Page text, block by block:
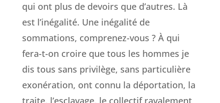
qui ont plus de devoirs que d’autres. Là
est l’inégalité. Une inégalité de
sommations, comprenez-vous ? À qui
fera-t-on croire que tous les hommes je
dis tous sans privilège, sans particulière
exonération, ont connu la déportation, la
traite, l’esclavage, le collectif ravalement